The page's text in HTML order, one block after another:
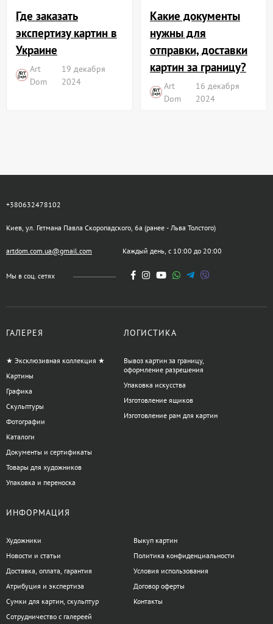
Где заказать
экспертизу картин в
Украине
Art
Dom
19 декабря
2024
Какие документы
нужны для
отправки, доставки
картин за границу?
Art
Dom
16 декабря
2024
+380632478102
Киев, ул. Гетмана Павла Скоропадского, 6а (ранее - Льва Толстого)
artdom.com.ua@gmail.com Каждый день, с 10:00 до 20:00
Мы в соц. сетях
ГАЛЕРЕЯ
★ Эксклюзивная коллекция ★
Картины
Графика
Скульптуры
Фотографии
Каталоги
Документы и сертификаты
Товары для художников
Упаковка и переноска
ЛОГИСТИКА
Вывоз картин за границу,
оформление разрешения
Упаковка искусства
Изготовление ящиков
Изготовление рам для картин
ИНФОРМАЦИЯ
Художники
Новости и статьи
Доставка, оплата, гарантия
Атрибуция и экспертиза
Сумки для картин, скульптур
Сотрудничество с галереей
Выкуп картин
Политика конфиденциальности
Условия использования
Договор оферты
Контакты